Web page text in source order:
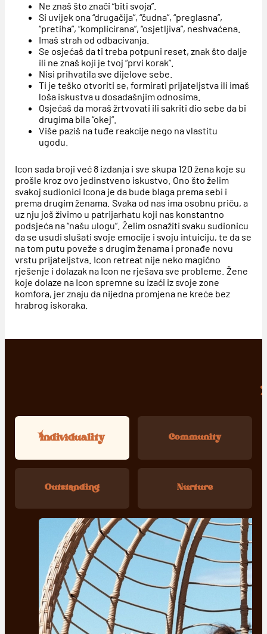
Ne znaš što znači “biti svoja”.
Si uvijek ona “drugačija”, “čudna”, “preglasna”,
“pretiha”, “komplicirana”, “osjetljiva”, neshvaćena.
Imaš strah od odbacivanja.
Se osjećaš da ti treba potpuni reset, znak što dalje
ili ne znaš koji je tvoj “prvi korak”.
Nisi prihvatila sve dijelove sebe.
Ti je teško otvoriti se, formirati prijateljstva ili imaš
loša iskustva u dosadašnjim odnosima.
Osjećaš da moraš žrtvovati ili sakriti dio sebe da bi
drugima bila “okej”.
Više paziš na tuđe reakcije nego na vlastitu
ugodu.
Icon sada broji već 8 izdanja i sve skupa 120 žena koje su
prošle kroz ovo jedinstveno iskustvo. Ono što želim
svakoj sudionici Icona je da bude blaga prema sebi i
prema drugim ženama. Svaka od nas ima osobnu priču, a
uz nju još živimo u patrijarhatu koji nas konstantno
podsjeća na “našu ulogu”. Želim osnažiti svaku sudionicu
da se usudi slušati svoje emocije i svoju intuiciju, te da se
na tom putu poveže s drugim ženama i pronađe novu
vrstu prijateljstva. Icon retreat nije neko magično
rješenje i dolazak na Icon ne rješava sve probleme. Žene
koje dolaze na Icon spremne su izaći iz svoje zone
komfora, jer znaju da nijedna promjena ne kreće bez
hrabrog iskoraka.
Individuality Community
Outstanding Nurture